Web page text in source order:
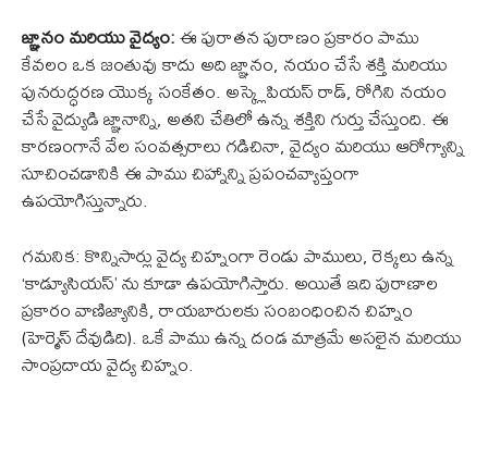
జ్ఞానం మరియు వైద్యం:ఈ పురాతన పురాణం ప్రకారం పాము
కేవలం ఒక జంతువు కాదు అది జ్ఞానం, నయం చేసే శక్తి మరియు
పునరుద్ధరణ యొక్క సంకేతం. అస్క్లెపియస్ రాడ్, రోగిని నయం
చేసే వైద్యుడి జ్ఞానాన్ని, అతని చేతిలో ఉన్న శక్తిని గుర్తు చేస్తుంది. ఈ
కారణంగానే వేల సంవత్సరాలు గడిచినా, వైద్యం మరియు ఆరోగ్యాన్ని
సూచించడానికి ఈ పాము చిహ్నాన్ని ప్రపంచవ్యాప్తంగా
ఉపయోగిస్తున్నారు.
గమనిక: కొన్నిసార్లు వైద్య చిహ్నంగా రెండు పాములు, రెక్కలు ఉన్న
‘కాడ్యూసియస్’ ను కూడా ఉపయోగిస్తారు. అయితే ఇది పురాణాల
ప్రకారం వాణిజ్యానికి, రాయబారులకు సంబంధించిన చిహ్నం
(హెర్మెస్ దేవుడిది). ఒకే పాము ఉన్న దండ మాత్రమే అసలైన మరియు
సాంప్రదాయ వైద్య చిహ్నం.